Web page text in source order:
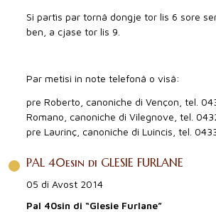
Si partìs par tornâ dongje tor lis 6 sore
ben, a cjase tor lis 9.
Par metisi in note telefonâ o visâ:
pre Roberto, canoniche di Vençon, tel.
Romano, canoniche di Vilegnove, tel.
pre Laurinç, canoniche di Luincis, tel.
PAL 40esin di GLESIE FURLANE
05 di Avost 2014
Pal 40sin di “Glesie Furlane”